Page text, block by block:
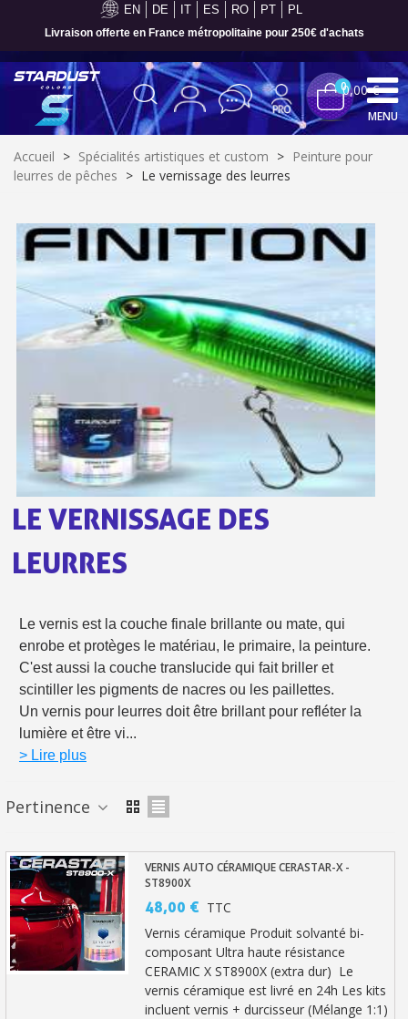
EN DE IT ES RO PT PL
Inscription à la newsletter : 5€ de réduction
Livraison sous 24 h en France Métropolitaine
Livraison offerte en France métropolitaine pour 250€ d'achats
Paiement en 4x sans frais dès 30€ d'achats
Votre devis en ligne en moins d'1 minute
Livraison sous 24 h en France Métropolitaine
10€ de bon d'achat pour chaque parrainage
Inscription à la newsletter : 5€ de réduction
Livraison sous 24 h en France Métropolitaine
Livraison offerte en France métropolitaine pour 250€ d'achats
Paiement en 4x sans frais dès 30€ d'achats
Partagez vos créations et obtenez des bons d'achat
Gagnez des points de fidélité à chaque commande
Livraison sous 24 h en France Métropolitaine
Retour produits sous 14 jours
Réduction de 5€ sur la première commande
00,00 €
MENU
Accueil > Spécialités artistiques et custom > Peinture pour
leurres de pêches > Le vernissage des leurres
LE VERNISSAGE DES
LEURRES
Le vernis est la couche finale brillante ou mate, qui
enrobe et protèges le matériau, le primaire, la peinture.
C'est aussi la couche translucide qui fait briller et
scintiller les pigments de nacres ou les paillettes.
Un vernis pour leurres doit être brillant pour refléter la
lumière et être vi...
> Lire plus
Pertinence
VERNIS AUTO CÉRAMIQUE CERASTAR-X -
ST8900X
48,00 € TTC
Vernis céramique Produit solvanté bi-
composant Ultra haute résistance
CERAMIC X ST8900X (extra dur) Le
vernis céramique est livré en 24h Les kits
incluent vernis + durcisseur (Mélange 1:1)